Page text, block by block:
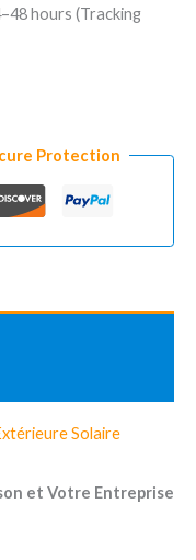
hours (Tracking
Protection
Solaire
et Votre Entreprise